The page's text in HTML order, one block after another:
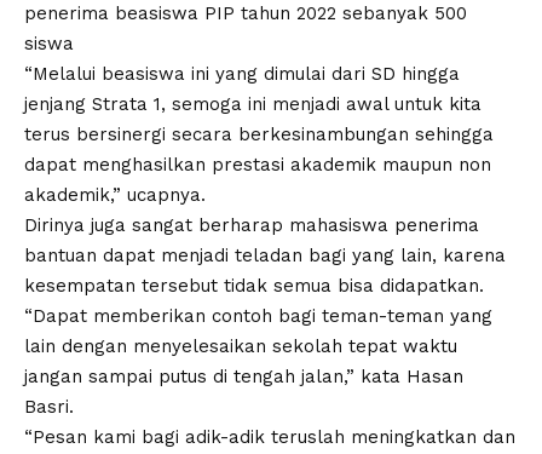
penerima beasiswa PIP tahun 2022 sebanyak 500
siswa
“Melalui beasiswa ini yang dimulai dari SD hingga
jenjang Strata 1, semoga ini menjadi awal untuk kita
terus bersinergi secara berkesinambungan sehingga
dapat menghasilkan prestasi akademik maupun non
akademik,” ucapnya.
Dirinya juga sangat berharap mahasiswa penerima
bantuan dapat menjadi teladan bagi yang lain, karena
kesempatan tersebut tidak semua bisa didapatkan.
“Dapat memberikan contoh bagi teman-teman yang
lain dengan menyelesaikan sekolah tepat waktu
jangan sampai putus di tengah jalan,” kata Hasan
Basri.
“Pesan kami bagi adik-adik teruslah meningkatkan dan